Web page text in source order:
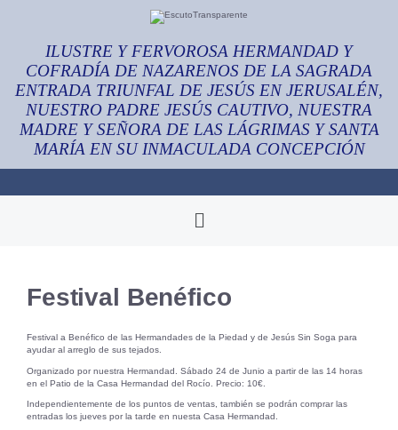
ILUSTRE Y FERVOROSA HERMANDAD Y
COFRADÍA DE NAZARENOS DE LA SAGRADA
ENTRADA TRIUNFAL DE JESÚS EN JERUSALÉN,
NUESTRO PADRE JESÚS CAUTIVO, NUESTRA
MADRE Y SEÑORA DE LAS LÁGRIMAS Y SANTA
MARÍA EN SU INMACULADA CONCEPCIÓN
Festival Benéfico
Festival a Benéfico de las Hermandades de la Piedad y de Jesús Sin Soga para
ayudar al arreglo de sus tejados.
Organizado por nuestra Hermandad. Sábado 24 de Junio a partir de las 14 horas
en el Patio de la Casa Hermandad del Rocío. Precio: 10€.
Independientemente de los puntos de ventas, también se podrán comprar las
entradas los jueves por la tarde en nuesta Casa Hermandad.